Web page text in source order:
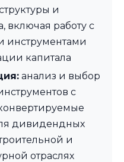
и
включая работу с
инструментами
капитала
анализ и выбор
с
дивидендных
и
отраслях